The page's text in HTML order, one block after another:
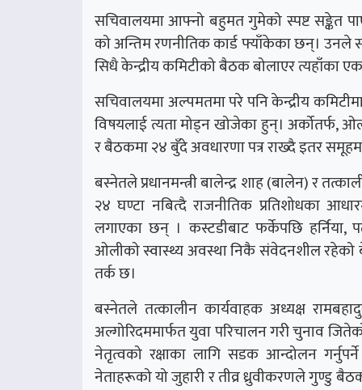
सचिवालयमा आफ्नो बहुमत गुमेको स्पष्ट सङ्केत
को अन्तिम रणनीतिक कार्ड फ्याँकेका छन्। उनले
सिधै केन्द्रीय कमिटीको बैठक बोलाएर त्यहाँका
सचिवालयमा अल्पमतमा परे पनि केन्द्रीय
विषयलाई त्यता मोड्न खोजेका हुन्। अर्कोतर्फ,
र बैठकमा २४ बुँदे अवधारणा पत्र राख्दै इतर
बस्नेतले प्रधानमन्त्री बालेन्द्र शाह (बालेन) र
२४ घण्टा नबित्दै राजनीतिक प्रतिशोधका
लगाएका छन् । कस्टडीबाट फर्केपछि हर्निया,
ओलीको स्वास्थ्य अवस्था निकै संवेदनशील
तर्क छ।
बस्नेतले तत्कालीन कार्यवाहक अध्यक्ष
अल्गोरिदममार्फत युवा परिचालन गरी चुनाव
नेतृत्वको रक्षाका लागि सडक आन्दोलन
नेताहरूको यो जुहारी र तीव्र ध्रुवीकरणले गुण्डु